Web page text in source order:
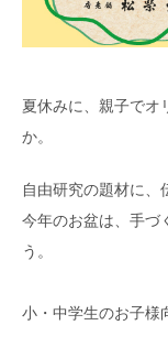
夏休みに、親子でオ
か。
自由研究の題材に、
今年のお盆は、手づ
う。
小・中学生のお子様